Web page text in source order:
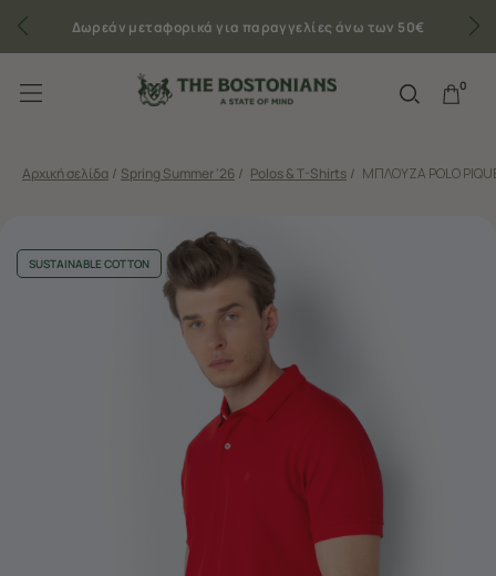
Δωρεάν μεταφορικά για παραγγελίες άνω των 50€
0
Αρχική σελίδα / Spring Summer '26 / Polos & T-Shirts / ΜΠΛΟΥΖΑ POLO
SUSTAINABLE COTTON